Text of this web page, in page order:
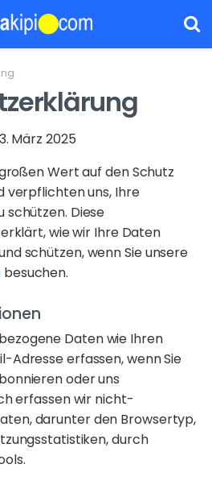
März 2025
Wert auf den Schutz
verpflichten uns, Ihre
schützen. Diese
wie wir Ihre Daten
schützen, wenn Sie unsere
besuchen.
Daten wie Ihren
Adresse erfassen, wenn Sie
oder uns
erfassen wir nicht-
darunter den Browsertyp,
durch